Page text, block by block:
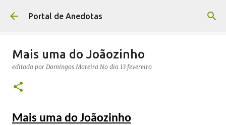
Avançar para o conteúdo principal
Portal de Anedotas
Mais uma do Joãozinho
editada por Domingos Moreira No dia 13 fevereiro
Mais uma do Joãozinho